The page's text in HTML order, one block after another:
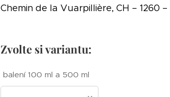
Chemin de la Vuarpillière, CH – 1260 –
Zvolte si variantu:
balení 100 ml a 500 ml